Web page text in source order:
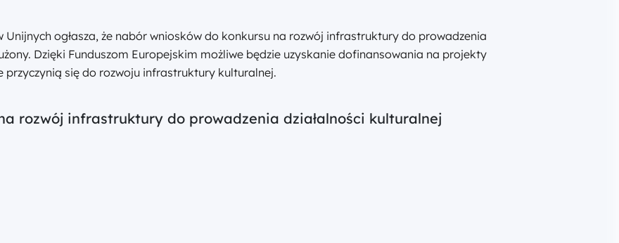
ogłasza, że nabór wniosków do konkursu na rozwój infrastruktury do prowadzenia
Dzięki Funduszom Europejskim możliwe będzie uzyskanie dofinansowania na projekty
się do rozwoju infrastruktury kulturalnej.
rozwój infrastruktury do prowadzenia działalności kulturalnej